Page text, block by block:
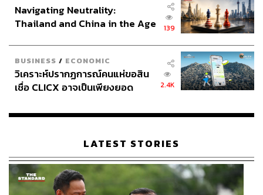
Navigating Neutrality:
Thailand and China in the Age
139
BUSINESS / ECONOMIC
วิเคราะห์ปรากฏการณ์คนแห่ขอสิน
เชื่อ CLICX อาจเป็นเพียงยอด
เรือนไทยที่ถูกซุกไว้
2.4K
LATEST STORIES